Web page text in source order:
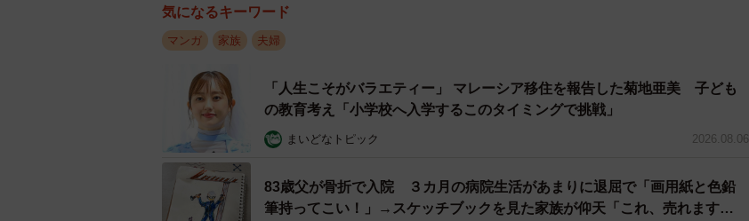
◇ ◇
夫婦関係に不満を持ちながらでも、子どもの成長を間近に見ることができる生活と、趣味と
好みが似ているパートナーとの質素倹約な生活…。両者を天秤にかけることはできません
が、結果的にどちらがBさんにとってよい選択肢だったかは、Bさん本人にしかわかりませ
ん。現状の夫婦関係に満足できず、不倫に走り、新しい相手から愛されていることに幸せを
気になるキーワード
マンガ 家族 夫婦
「人生こそがバラエティー」 マレーシア移住を報告した菊地亜美 子ども
の教育考え「小学校へ入学するこのタイミングで挑戦」
まいどなトピック 2026.08.06
83歳父が骨折で入院 ３カ月の病院生活があまりに退屈で「画用紙と色鉛
筆持ってこい！」→スケッチブックを見た家族が仰天「これ、売れます